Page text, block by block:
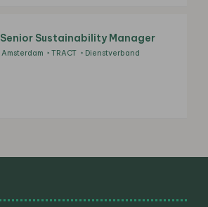
Senior Sustainability Manager
Amsterdam TRACT Dienstverband